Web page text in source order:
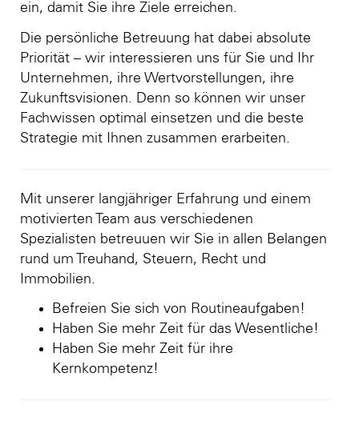
ein, damit Sie ihre Ziele erreichen.
Die persönliche Betreuung hat dabei absolute
Priorität – wir interessieren uns für Sie und Ihr
Unternehmen, ihre Wertvorstellungen, ihre
Zukunftsvisionen. Denn so können wir unser
Fachwissen optimal einsetzen und die beste
Strategie mit Ihnen zusammen erarbeiten.
Mit unserer langjähriger Erfahrung und einem
motivierten Team aus verschiedenen
Spezialisten betreuuen wir Sie in allen Belangen
rund um Treuhand, Steuern, Recht und
Immobilien.
Befreien Sie sich von Routineaufgaben!
Haben Sie mehr Zeit für das Wesentliche!
Haben Sie mehr Zeit für ihre
Kernkompetenz!